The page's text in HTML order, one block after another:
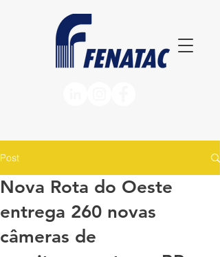
Post
Nova Rota do Oeste
entrega 260 novas
câmeras de